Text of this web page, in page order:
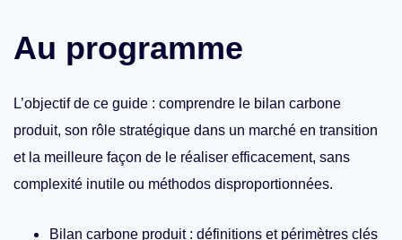
Au programme
L’objectif de ce guide : comprendre le bilan carbone
produit, son rôle stratégique dans un marché en transition
et la meilleure façon de le réaliser efficacement, sans
complexité inutile ou méthodos disproportionnées.
Bilan carbone produit : définitions et périmètres clés